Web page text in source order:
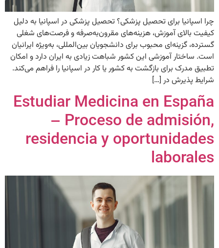
چرا اسپانیا برای تحصیل پزشکی؟ تحصیل پزشکی در اسپانیا به دلیل
کیفیت بالای آموزش، هزینه‌های مقرون‌به‌صرفه و فرصت‌های شغلی
گسترده، گزینه‌ای محبوب برای دانشجویان بین‌المللی، به‌ویژه ایرانیان
است. ساختار آموزشی این کشور شباهت زیادی به ایران دارد و امکان
تطبیق مدرک برای بازگشت به کشور یا کار در اسپانیا را فراهم می‌کند.
شرایط پذیرش در […]
Estudiar Medicina en España
– Proceso de admisión,
residencia y oportunidades
laborales